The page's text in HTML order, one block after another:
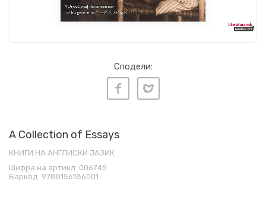
Сподели:
A Collection of Essays
КНИГИ НА АНГЛИСКИ ЈАЗИК
Шифра на артикл: 006745
Баркод: 9780156186001